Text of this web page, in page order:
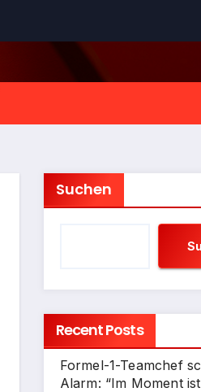
Suchen
Recent Posts
Formel-1-Teamchef
Alarm: “Im Moment